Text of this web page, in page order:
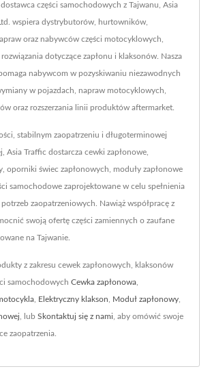
części samochodowych z Tajwanu, Asia
wspiera dystrybutorów, hurtowników,
oraz nabywców części motocyklowych,
dotyczące zapłonu i klaksonów. Nasza
nabywcom w pozyskiwaniu niezawodnych
w pojazdach, napraw motocyklowych,
oraz rozszerzania linii produktów aftermarket.
stabilnym zaopatrzeniu i długoterminowej
Asia Traffic dostarcza cewki zapłonowe,
oporniki świec zapłonowych, moduły zapłonowe
samochodowe zaprojektowane w celu spełnienia
zaopatrzeniowych. Nawiąż współpracę z
swoją ofertę części zamiennych o zaufane
na Tajwanie.
z zakresu cewek zapłonowych, klaksonów
samochodowych Cewka zapłonowa
Elektryczny klakson Moduł zapłonowy
, lub Skontaktuj się z nami , aby omówić swoje
zaopatrzenia.